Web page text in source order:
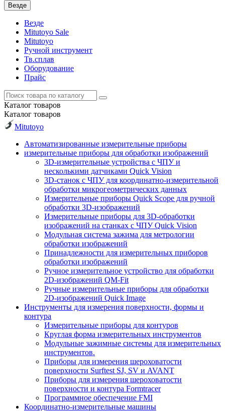
Везде
Везде
Mitutoyo Sale
Mitutoyo
Ручной инструмент
Тв.сплав
Оборудование
Прайс
Каталог товаров
Каталог товаров
Mitutoyo
Автоматизированные измерительные приборы
измерительные приборы для обработки изображений
3D-измерительные устройства с ЧПУ и
несколькими датчиками Quick Vision
3D-станок с ЧПУ для координатно-измерительной
обработки микрогеометрических данных
Измерительные приборы Quick Scope для ручной
обработки 3D-изображений
Измерительные приборы для 3D-обработки
изображений на станках с ЧПУ Quick Vision
Модульная система зажима для метрологии
обработки изображений
Принадлежности для измерительных приборов
обработки изображений
Ручное измерительное устройство для обработки
2D-изображений QM-Fit
Ручные измерительные приборы для обработки
2D-изображений Quick Image
Инструменты для измерения поверхности, формы и
контура
Измерительные приборы для контуров
Круглая форма измерительных инструментов
Модульные зажимные системы для измерительных
инструментов.
Приборы для измерения шероховатости
поверхности Surftest SJ, SV и AVANT
Приборы для измерения шероховатости
поверхности и контура Formtracer
Программное обеспечение FMI
Координатно-измерительные машины